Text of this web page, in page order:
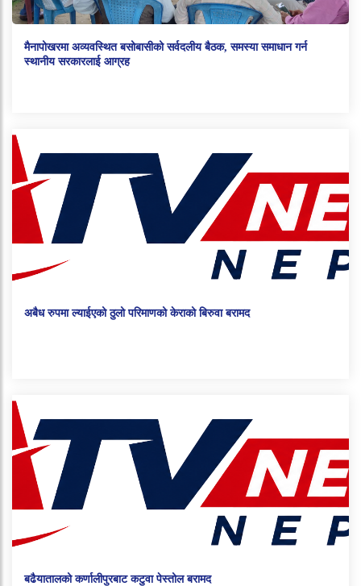
मैनापोखरमा अव्यवस्थित बसोबासीको सर्वदलीय बैठक, समस्या समाधान गर्न
स्थानीय सरकारलाई आग्रह
अबैध रुपमा ल्याईएको ठुलो परिमाणको केराको बिरुवा बरामद
बढैयातालको कर्णालीपुरबाट कटुवा पेस्तोल बरामद